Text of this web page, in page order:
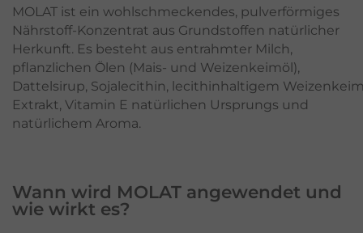
MOLAT ist ein wohlschmeckendes, pulverförmiges
Nährstoff-Konzentrat aus Grundstoffen natürlicher
Herkunft. Es besteht aus entrahmter Milch,
pflanzlichen Ölen (Mais- und Weizenkeimöl),
Dattelsirup, Sojalecithin, lecithinhaltigem
Extrakt, Vitamin E natürlichen Ursprungs und
natürlichem Aroma.
Wann wird MOLAT angewendet und
wie wirkt es?